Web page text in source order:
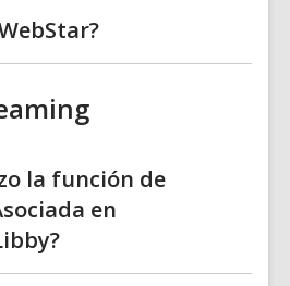
la función de
en